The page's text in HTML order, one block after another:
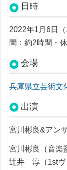
日時
2022年1月6日（
間：約2時間・休
会場
兵庫県立芸術文
出演
宮川彬良&アン
宮川彬良（音楽
辻井 淳（1stヴ